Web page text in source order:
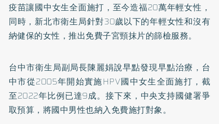
疫苗讓國中女生全面施打，至今造福20萬年輕女性，
同時，新北市衛生局針對30歲以下的年輕女性和沒有
納健保的女性，推出免費子宮頸抹片的篩檢服務。
台中市衛生局副局長陳麗娟說早點發現早點治療，台
中市從2005年開始實施HPV國中女生全面施打，截
至2022年比例已達9成。接下來，中央支持國健署爭
取預算，將國中男性也納入免費施打對象。